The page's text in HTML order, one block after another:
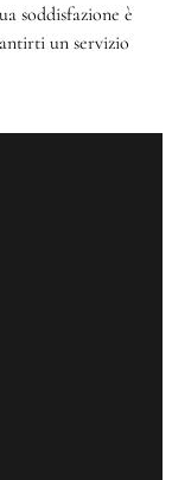
soddisfazione è
un servizio